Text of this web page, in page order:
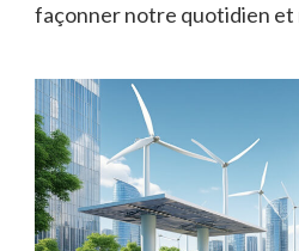
façonner notre quotidien et